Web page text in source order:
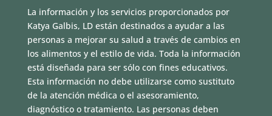
La información y los servicios proporcionados por
Katya Galbis, LD están destinados a ayudar a las
personas a mejorar su salud a través de cambios en
los alimentos y el estilo de vida. Toda la información
está diseñada para ser sólo con fines educativos.
Esta información no debe utilizarse como sustituto
de la atención médica o el asesoramiento,
diagnóstico o tratamiento. Las personas deben